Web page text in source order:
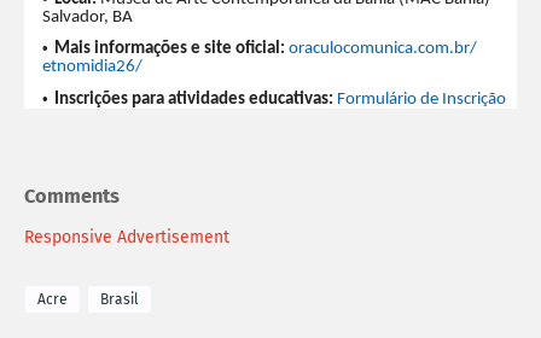
Salvador, BA
Mais informações e site oficial: oraculocomunica.com.br/
etnomidia26/
Inscrições para atividades educativas: Formulário de Inscrição
Comments
Responsive Advertisement
Acre Brasil